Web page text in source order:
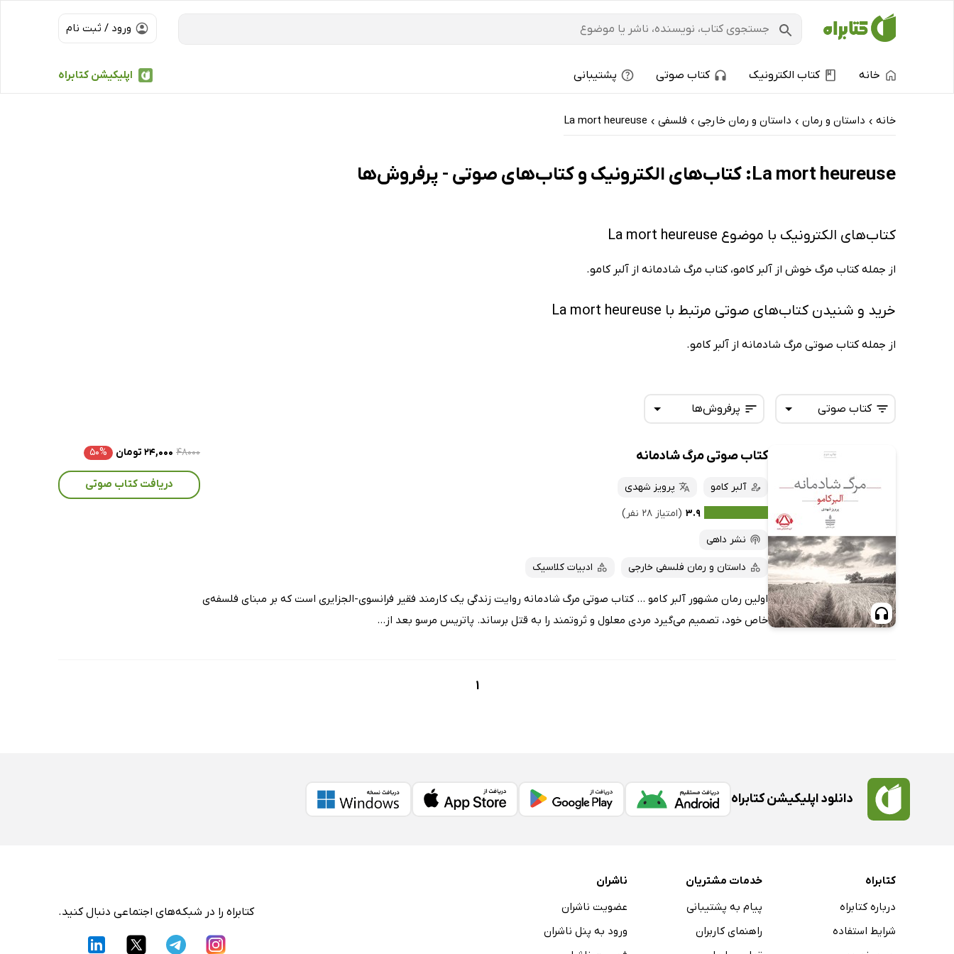
ورود / ثبت نام
اپلیکیشن کتابراه خانه کتاب الکترونیک کتاب صوتی پشتیبانی
خانه › داستان و رمان › داستان و رمان خارجی › فلسفی ›
La mort heureuse
La mort heureuse: کتاب‌های الکترونیک و کتاب‌های صوتی - پرفروش‌ها
کتاب‌های الکترونیک با موضوع La mort heureuse
از جمله کتاب مرگ خوش از آلبر کامو، کتاب مرگ شادمانه از آلبر کامو.
خرید و شنیدن کتاب‌های صوتی مرتبط با La mort heureuse
از جمله کتاب صوتی مرگ شادمانه از آلبر کامو.
پرفروش‌ها
تازه‌ها
داغ‌ترین‌ها
پربحث‌ها
ارزان ترین‌ها
کتاب صوتی
همه کتاب‌ها
کتاب‌های صوتی
کتاب‌های متنی
کتاب صوتی مرگ شادمانه
آلبر کامو
پرویز شهدی
۳.۹ (امتیاز ۲۸ نفر)
نشر داهی
داستان و رمان فلسفی خارجی ادبیات کلاسیک
اولین رمان مشهور آلبر کامو ... کتاب صوتی مرگ شادمانه روایت زندگی یک کارمند فقیر فرانسوی-الجزایری است که بر مبنای فلسفه‌ی
خاص خود، تصمیم می‌گیرد مردی معلول و ثروتمند را به قتل برساند. پاتریس مرسو بعد از...
۴۸۰۰۰ ۲۴,۰۰۰ تومان ۵۰%
دریافت کتاب صوتی
1
دانلود اپلیکیشن کتابراه
کتابراه
درباره کتابراه
شرایط استفاده
خدمات مشتریان
پیام به پشتیبانی
راهنمای کاربران
ناشران
عضویت ناشران
ورود به پنل ناشران
کتابراه را در شبکه‌های اجتماعی دنبال کنید.